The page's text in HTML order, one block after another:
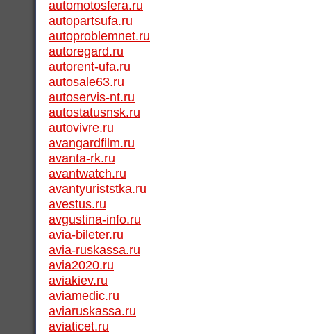
automotosfera.ru
autopartsufa.ru
autoproblemnet.ru
autoregard.ru
autorent-ufa.ru
autosale63.ru
autoservis-nt.ru
autostatusnsk.ru
autovivre.ru
avangardfilm.ru
avanta-rk.ru
avantwatch.ru
avantyuriststka.ru
avestus.ru
avgustina-info.ru
avia-bileter.ru
avia-ruskassa.ru
avia2020.ru
aviakiev.ru
aviamedic.ru
aviaruskassa.ru
aviaticet.ru